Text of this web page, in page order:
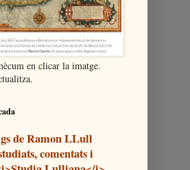
en clicar la imatge.
de Ramon LLull
comentats i